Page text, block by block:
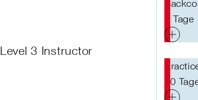
Level 3 Instructor
6 Tage
40